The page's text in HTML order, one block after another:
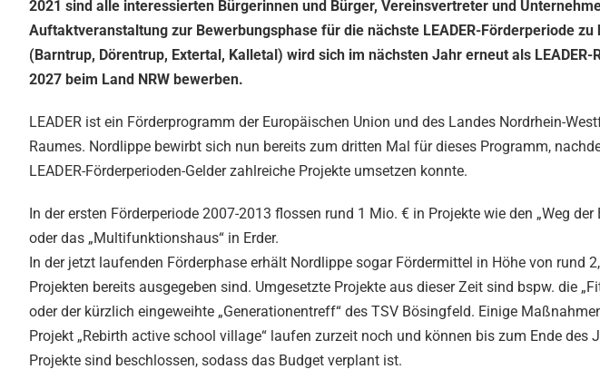
2021 sind alle interessierten Bürgerinnen und Bürger, Vereinsvertreter und
Auftaktveranstaltung zur Bewerbungsphase für die nächste LEADER-Förderperiode
(Barntrup, Dörentrup, Extertal, Kalletal) wird sich im nächsten Jahr erneut als
2027 beim Land NRW bewerben.
LEADER ist ein Förderprogramm der Europäischen Union und des Landes Nordrhein-
Raumes. Nordlippe bewirbt sich nun bereits zum dritten Mal für dieses Programm,
LEADER-Förderperioden-Gelder zahlreiche Projekte umsetzen konnte.
In der ersten Förderperiode 2007-2013 flossen rund 1 Mio. € in Projekte wie den „Weg
oder das „Multifunktionshaus“ in Erder.
In der jetzt laufenden Förderphase erhält Nordlippe sogar Fördermittel in Höhe von rund
Projekten bereits ausgegeben sind. Umgesetzte Projekte aus dieser Zeit sind bspw. die
oder der kürzlich eingeweihte „Generationentreff“ des TSV Bösingfeld. Einige
Projekt „Rebirth active school village“ laufen zurzeit noch und können bis zum Ende des
Projekte sind beschlossen, sodass das Budget verplant ist.